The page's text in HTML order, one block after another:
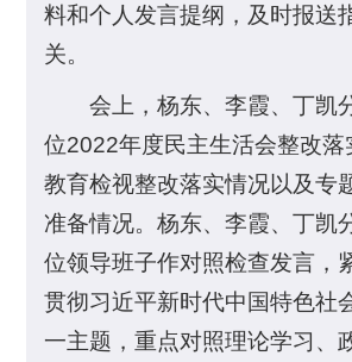
料和个人发言提纲，及时报送
关。
会上，杨东、李霞、丁凯
位2022年度民主生活会整改落
教育检视整改落实情况以及专
准备情况。杨东、李霞、丁凯
位领导班子作对照检查发言，
贯彻习近平新时代中国特色社
一主题，重点对照理论学习、